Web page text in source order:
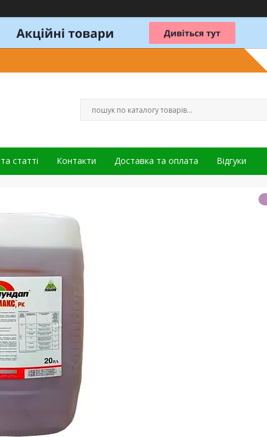
статті Контакти Доставка та оплата Відгуки